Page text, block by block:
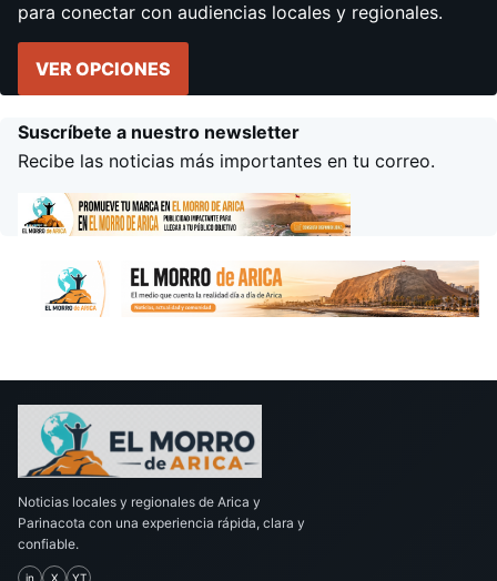
para conectar con audiencias locales y regionales.
VER OPCIONES
Suscríbete a nuestro newsletter
Recibe las noticias más importantes en tu correo.
Noticias locales y regionales de Arica y
Parinacota con una experiencia rápida, clara y
confiable.
in X YT